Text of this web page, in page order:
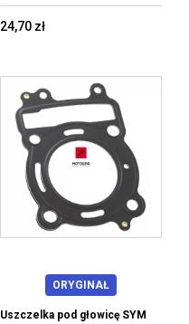
24,70 zł
ORYGINAŁ
Uszczelka pod głowicę SYM